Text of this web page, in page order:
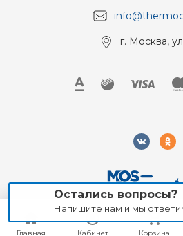
Главная Кабинет Корзина
Главная Кабинет Корзина
г. Москва,
2018-2026 Mos-Obogrev.ru,
Остались вопросы?
Напишите нам и мы